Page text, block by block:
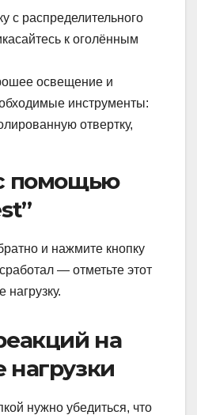
с распределительного
к оголённым
освещение и
инструменты:
отвертку,
помощью
и нажмите кнопку
— отметьте этот
нагрузку.
на
нужно убедиться, что